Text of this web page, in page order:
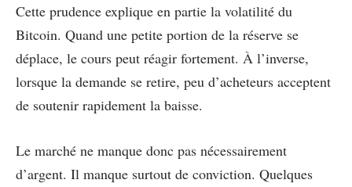
Cette prudence explique en partie la volatilité du
Bitcoin. Quand une petite portion de la réserve se
déplace, le cours peut réagir fortement. À l’inverse,
lorsque la demande se retire, peu d’acheteurs acceptent
de soutenir rapidement la baisse.
Le marché ne manque donc pas nécessairement
d’argent. Il manque surtout de conviction. Quelques